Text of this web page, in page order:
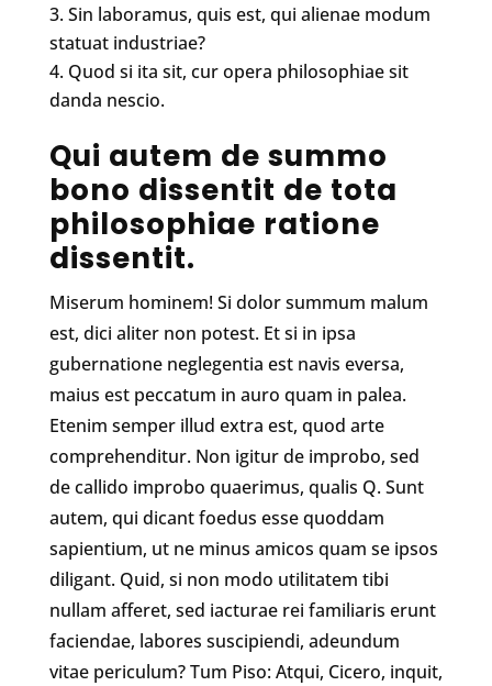
Sin laboramus, quis est, qui alienae modum
statuat industriae?
Quod si ita sit, cur opera philosophiae sit
danda nescio.
Qui autem de summo
bono dissentit de tota
philosophiae ratione
dissentit.
Miserum hominem! Si dolor summum malum
est, dici aliter non potest. Et si in ipsa
gubernatione neglegentia est navis eversa,
maius est peccatum in auro quam in palea.
Etenim semper illud extra est, quod arte
comprehenditur. Non igitur de improbo, sed
de callido improbo quaerimus, qualis Q. Sunt
autem, qui dicant foedus esse quoddam
sapientium, ut ne minus amicos quam se ipsos
diligant. Quid, si non modo utilitatem tibi
nullam afferet, sed iacturae rei familiaris erunt
faciendae, labores suscipiendi, adeundum
vitae periculum? Tum Piso: Atqui, Cicero, inquit,